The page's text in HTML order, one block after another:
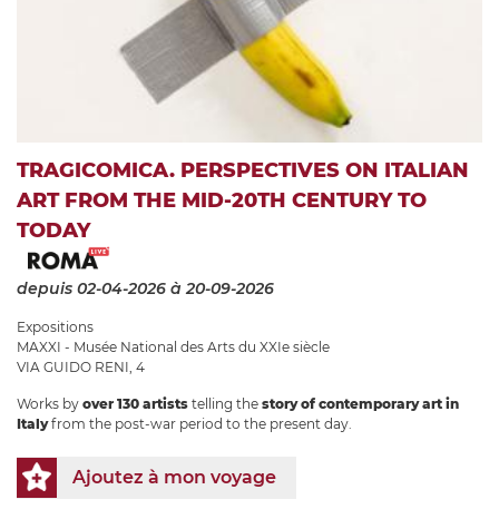
TRAGICOMICA. PERSPECTIVES ON ITALIAN
ART FROM THE MID-20TH CENTURY TO
TODAY
depuis 02-04-2026 à 20-09-2026
Expositions
MAXXI - Musée National des Arts du XXIe siècle
VIA GUIDO RENI, 4
Works by over 130 artists telling the story of contemporary art in
Italyfrom the post-war period to the present day.
Ajoutez à mon voyage